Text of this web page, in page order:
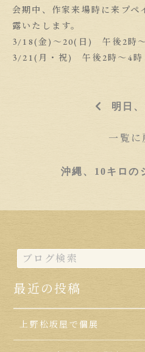
会期中、作家来場時に来プペ
露いたします。
3/18(金)〜20(日) 午後2時
3/21(月・祝) 午後2時〜4時
明日
一覧に
沖縄、10キロの
最近の投稿
上野松坂屋で個展